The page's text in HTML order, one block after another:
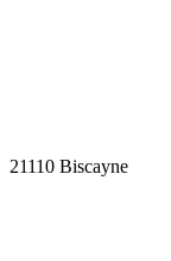
21110 Biscayne